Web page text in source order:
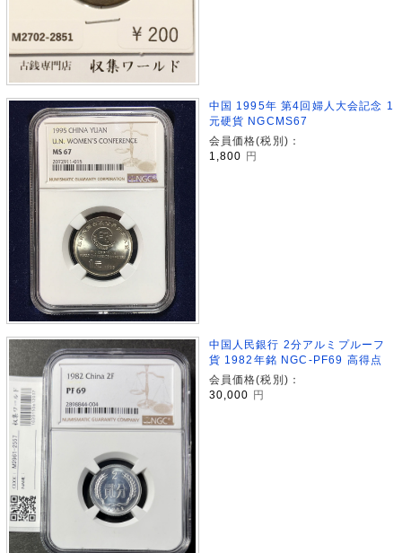
中国 1995年 第4回婦人大会記念 1
元硬貨 NGCMS67
会員価格(税別)：
1,800 円
中国人民銀行 2分アルミプルーフ
貨 1982年銘 NGC-PF69 高得点
会員価格(税別)：
30,000 円